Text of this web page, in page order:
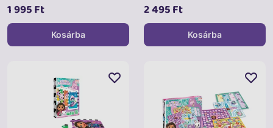
1 995 Ft
Kosárba
2 495 Ft
Kosárba